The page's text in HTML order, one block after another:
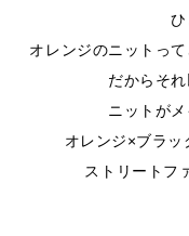
ひ
オレンジのニットっ
だからそ
ニットが
オレンジ×ブラッ
ストリートフ